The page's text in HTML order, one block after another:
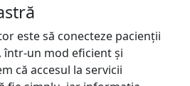
este să conecteze pacienții
un mod eficient și
că accesul la servicii